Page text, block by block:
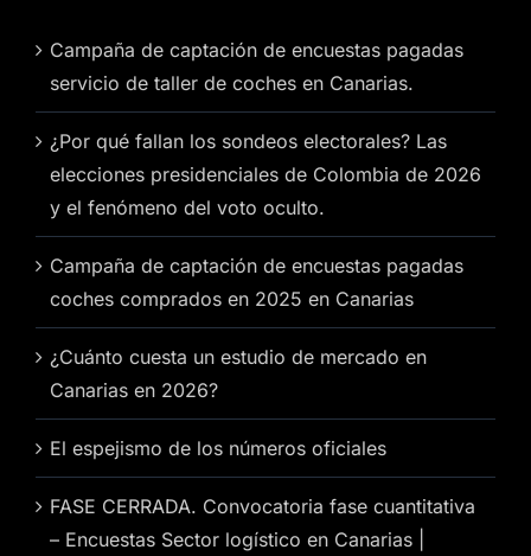
Campaña de captación de encuestas pagadas
servicio de taller de coches en Canarias.
¿Por qué fallan los sondeos electorales? Las
elecciones presidenciales de Colombia de 2026
y el fenómeno del voto oculto.
Campaña de captación de encuestas pagadas
coches comprados en 2025 en Canarias
¿Cuánto cuesta un estudio de mercado en
Canarias en 2026?
El espejismo de los números oficiales
FASE CERRADA. Convocatoria fase cuantitativa
– Encuestas Sector logístico en Canarias |